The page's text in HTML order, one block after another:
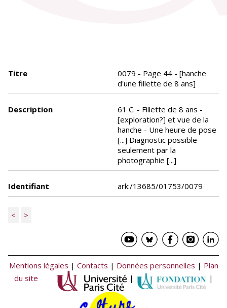
Titre
0079 - Page 44 - [hanche
d'une fillette de 8 ans]
Description
61 C. - Fillette de 8 ans -
[exploration?] et vue de la
hanche - Une heure de pose
[...] Diagnostic possible
seulement par la
photographie [...]
Identifiant ark:/13685/01753/0079
< >
Mentions légales | Contacts | Données personnelles | Plan
du site
| |